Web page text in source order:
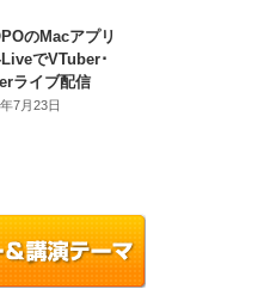
のMacアプリ
でVTuber･
ライブ配信
7月23日